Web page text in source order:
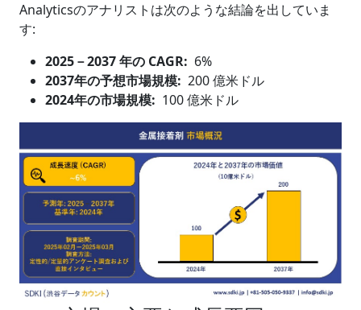
Analyticsのアナリストは次のような結論を出していま
す:
2025－2037 年の CAGR: 6%
2037年の予想市場規模: 200 億米ドル
2024年の市場規模: 100 億米ドル